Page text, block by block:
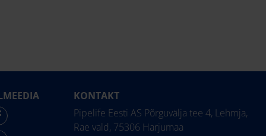
KONTAKT
Pipelife Eesti AS Põrguvälja tee 4, Lehmja,
Rae vald, 75306 Harjumaa